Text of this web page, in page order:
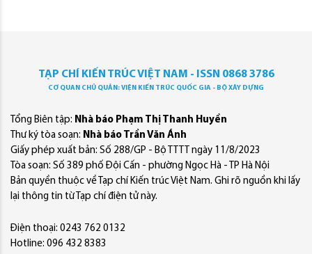
TẠP CHÍ KIẾN TRÚC VIỆT NAM - ISSN 0868 3786
CƠ QUAN CHỦ QUẢN: VIỆN KIẾN TRÚC QUỐC GIA - BỘ XÂY DỰNG
Tổng Biên tập: Nhà báo Phạm Thị Thanh Huyền
Thư ký tòa soạn: Nhà báo Trần Văn Ánh
Giấy phép xuất bản: Số 288/GP - Bộ TTTT ngày 11/8/2023
Tòa soạn: Số 389 phố Đội Cấn - phường Ngọc Hà - TP Hà Nội
Bản quyền thuộc về Tạp chí Kiến trúc Việt Nam. Ghi rõ nguồn khi lấy
lại thông tin từ Tạp chí điện tử này.
Điện thoại: 0243 762 0132
Hotline: 096 432 8383